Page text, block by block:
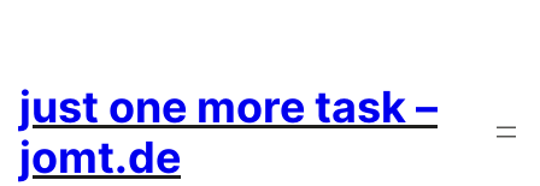
just one more task –
jomt.de